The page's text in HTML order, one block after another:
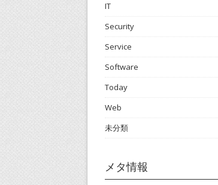
IT
Security
Service
Software
Today
Web
未分類
メタ情報